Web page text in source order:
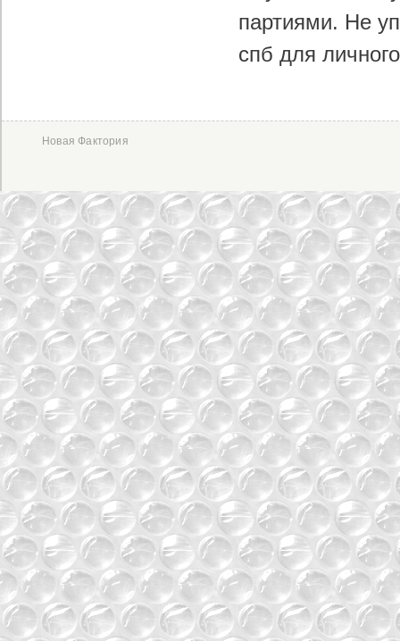
партиями. Не
спб для
Новая Фактория